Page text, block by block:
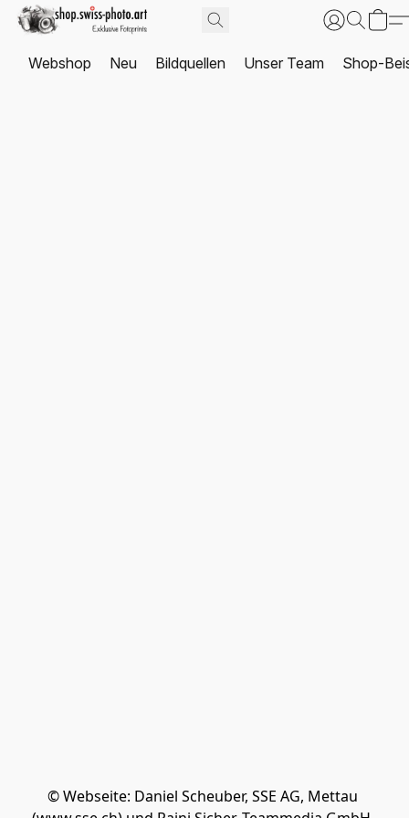
Webshop Neu Bildquellen Unser Team Shop-
© Webseite: Daniel Scheuber, SSE AG, Mettau